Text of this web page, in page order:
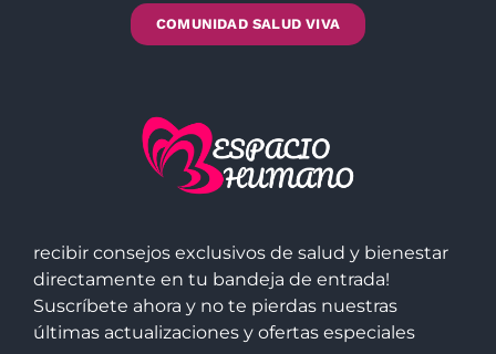
COMUNIDAD SALUD VIVA
recibir consejos exclusivos de salud y bienestar
directamente en tu bandeja de entrada!
Suscríbete ahora y no te pierdas nuestras
últimas actualizaciones y ofertas especiales